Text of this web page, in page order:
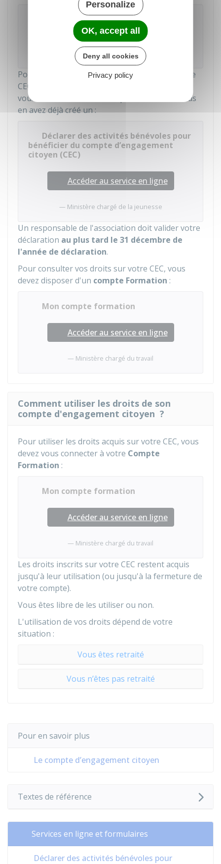
Si vous avez effectué des missions dans
plusieurs associations, vous devez effectuer
une déclaration pour chacune d'elles.
Pour déclarer vos activités ouvrant des droits de
CEC, vous devez créer un
vous connecter à votre compte Bénévole si vous
en avez déjà créé un :
Déclarer des activités bénévoles pour
bénéficier du compte d’engagement
citoyen (CEC)
Accéder au service en ligne
Ministère chargé de la jeunesse
Un responsable de l'association doit valider votre
déclaration au plus tard le 31 décembre de
l'année de déclaration.
Pour consulter vos droits sur votre CEC, vous
devez disposer d'un compte Formation :
Mon compte formation
Accéder au service en ligne
Ministère chargé du travail
Comment utiliser les droits de son
compte d'engagement citoyen ?
Pour utiliser les droits acquis sur votre CEC, vous
devez vous connecter à votre Compte
Formation :
Mon compte formation
Accéder au service en ligne
Ministère chargé du travail
Les droits inscrits sur votre CEC restent acquis
jusqu'à leur utilisation (ou jusqu'à la fermeture de
votre compte).
Vous êtes libre de les utiliser ou non.
L'utilisation de vos droits dépend de votre
situation :
Vous êtes retraité
Vous n’êtes pas retraité
Pour en savoir plus
Le compte d’engagement citoyen
Textes de référence
Services en ligne et formulaires
Déclarer des activités bénévoles pour
Personalize
OK, accept all
Deny all cookies
Privacy policy